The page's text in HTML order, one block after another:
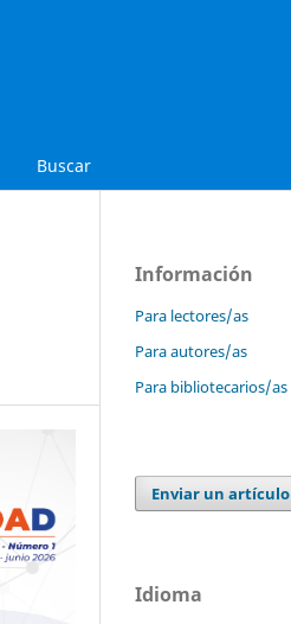
Buscar
Información
Para lectores/as
Para autores/as
Para bibliotecarios/as
Enviar un artículo
Idioma